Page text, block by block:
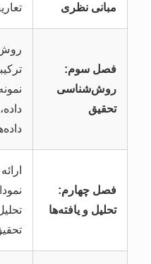
مبانی نظری
فصل سوم:
روش‌شناسی
تحقیق
روش
فصل چهارم:
تحلیل و یافته‌ها